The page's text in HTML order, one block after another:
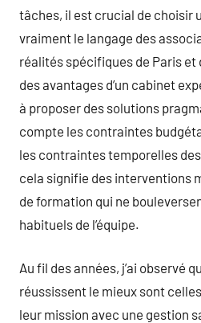
tâches, il est crucial de choisir
vraiment le langage des
réalités spécifiques de Paris et
des avantages d’un cabinet
à proposer des solutions
compte les contraintes
les contraintes temporelles
cela signifie des interventions
de formation qui ne
habituels de l’équipe.
Au fil des années, j’ai observé
réussissent le mieux sont
leur mission avec une gestion